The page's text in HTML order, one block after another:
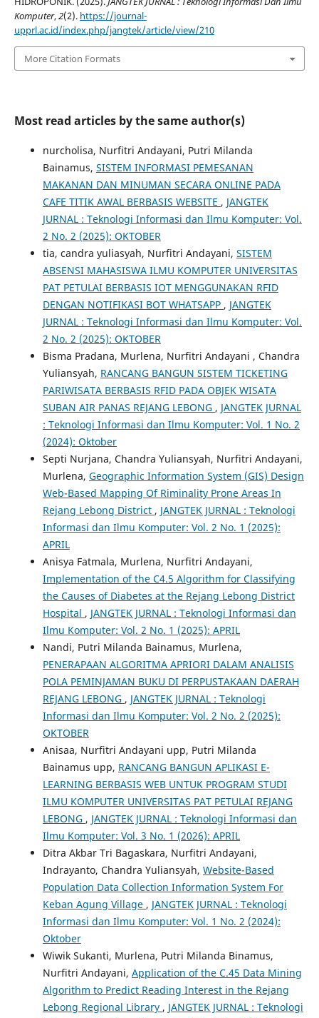
Komputer,2(2). https://journal-
upprl.ac.id/index.php/jangtek/article/view/210
More Citation Formats
Most read articles by the same author(s)
nurcholisa, Nurfitri Andayani, Putri Milanda
Bainamus, SISTEM INFORMASI PEMESANAN
MAKANAN DAN MINUMAN SECARA ONLINE PADA
CAFE TITIK AWAL BERBASIS WEBSITE , JANGTEK
JURNAL : Teknologi Informasi dan Ilmu Komputer: Vol.
2 No. 2 (2025): OKTOBER
tia, candra yuliasyah, Nurfitri Andayani, SISTEM
ABSENSI MAHASISWA ILMU KOMPUTER UNIVERSITAS
PAT PETULAI BERBASIS IOT MENGGUNAKAN RFID
DENGAN NOTIFIKASI BOT WHATSAPP , JANGTEK
JURNAL : Teknologi Informasi dan Ilmu Komputer: Vol.
2 No. 2 (2025): OKTOBER
Bisma Pradana, Murlena, Nurfitri Andayani , Chandra
Yuliansyah, RANCANG BANGUN SISTEM TICKETING
PARIWISATA BERBASIS RFID PADA OBJEK WISATA
SUBAN AIR PANAS REJANG LEBONG , JANGTEK JURNAL
: Teknologi Informasi dan Ilmu Komputer: Vol. 1 No. 2
(2024): Oktober
Septi Nurjana, Chandra Yuliansyah, Nurfitri Andayani,
Murlena, Geographic Information System (GIS) Design
Web-Based Mapping Of Riminality Prone Areas In
Rejang Lebong District , JANGTEK JURNAL : Teknologi
Informasi dan Ilmu Komputer: Vol. 2 No. 1 (2025):
APRIL
Anisya Fatmala, Murlena, Nurfitri Andayani,
Implementation of the C4.5 Algorithm for Classifying
the Causes of Diabetes at the Rejang Lebong District
Hospital , JANGTEK JURNAL : Teknologi Informasi dan
Ilmu Komputer: Vol. 2 No. 1 (2025): APRIL
Nandi, Putri Milanda Bainamus, Murlena,
PENERAPAAN ALGORITMA APRIORI DALAM ANALISIS
POLA PEMINJAMAN BUKU DI PERPUSTAKAAN DAERAH
REJANG LEBONG , JANGTEK JURNAL : Teknologi
Informasi dan Ilmu Komputer: Vol. 2 No. 2 (2025):
OKTOBER
Anisaa, Nurfitri Andayani upp, Putri Milanda
Bainamus upp, RANCANG BANGUN APLIKASI E-
LEARNING BERBASIS WEB UNTUK PROGRAM STUDI
ILMU KOMPUTER UNIVERSITAS PAT PETULAI REJANG
LEBONG , JANGTEK JURNAL : Teknologi Informasi dan
Ilmu Komputer: Vol. 3 No. 1 (2026): APRIL
Ditra Akbar Tri Bagaskara, Nurfitri Andayani,
Indrayanto, Chandra Yuliansyah, Website-Based
Population Data Collection Information System For
Keban Agung Village , JANGTEK JURNAL : Teknologi
Informasi dan Ilmu Komputer: Vol. 1 No. 2 (2024):
Oktober
Wiwik Sukanti, Murlena, Putri Milanda Binamus,
Nurfitri Andayani, Application of the C.45 Data Mining
Algorithm to Predict Reading Interest in the Rejang
Lebong Regional Library , JANGTEK JURNAL : Teknologi